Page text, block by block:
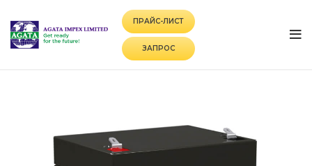
ПРАЙС-ЛИСТ
ЗАПРОС